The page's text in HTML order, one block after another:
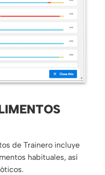
de Trainero incluye
habituales, así